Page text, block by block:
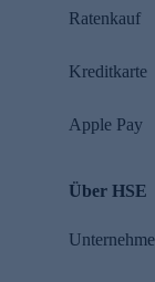
Ratenkauf
Kreditkarte
Apple Pay
Über HSE